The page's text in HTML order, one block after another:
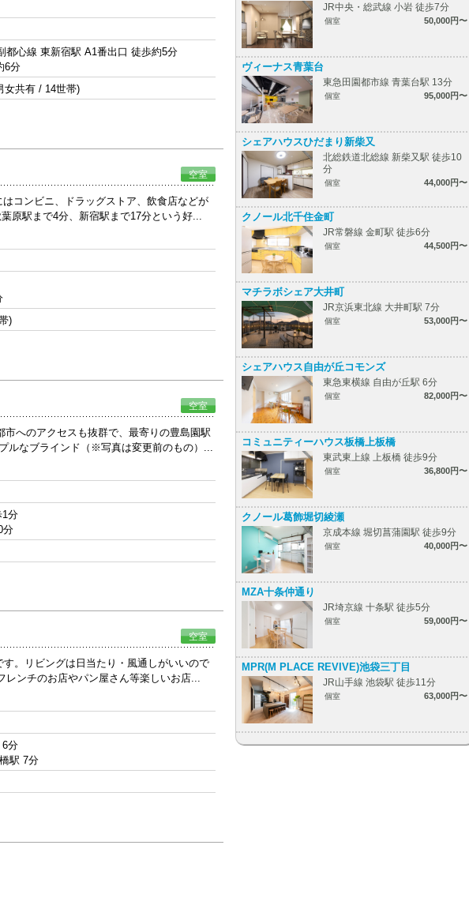
都心線 東新宿駅 A1番出口 徒歩約5分
6分
女共有 / 14世帯)
空室
コンビニ、ドラッグストア、飲食店などが
原駅まで4分、新宿駅まで17分という好...
)
空室
へのアクセスも抜群で、最寄りの豊島園駅
ルなブラインド（※写真は変更前のもの）...
分
分
空室
。リビングは日当たり・風通しがいいので
ンチのお店やパン屋さん等楽しいお店...
分
駅 7分
JR中央・総武線 小岩 徒歩7分
個室 50,000円〜
ヴィーナス青葉台
東急田園都市線 青葉台駅 13分
個室 95,000円〜
シェアハウスひだまり新柴又
北総鉄道北総線 新柴又駅 徒歩10
分
個室 44,000円〜
クノール北千住金町
JR常磐線 金町駅 徒歩6分
個室 44,500円〜
マチラボシェア大井町
JR京浜東北線 大井町駅 7分
個室 53,000円〜
シェアハウス自由が丘コモンズ
東急東横線 自由が丘駅 6分
個室 82,000円〜
コミュニティーハウス板橋上板橋
東武東上線 上板橋 徒歩9分
個室 36,800円〜
クノール葛飾堀切綾瀬
京成本線 堀切菖蒲園駅 徒歩9分
個室 40,000円〜
MZA十条仲通り
JR埼京線 十条駅 徒歩5分
個室 59,000円〜
MPR(M PLACE REVIVE)池袋三丁目
JR山手線 池袋駅 徒歩11分
個室 63,000円〜